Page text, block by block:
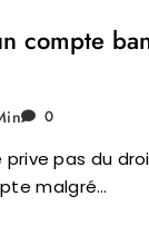
compte
0
pas du
malgré…